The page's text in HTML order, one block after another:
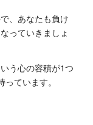
、あなたも負け
っていきましょ
う心の容積が1つ
ています。